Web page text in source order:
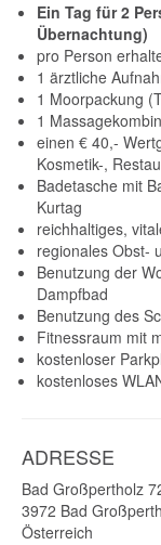
Ein Tag für 2
Übernachtung)
pro Person
1 ärztliche
1 Moorpackung
1
einen € 40,-
Kosmetik-,
Badetasche mit
Kurtag
reichhaltiges,
regionales Obst-
Benutzung der
Dampfbad
Benutzung des
Fitnessraum mit
kostenloser
kostenloses
ADRESSE
Bad Großpertholz
3972 Bad
Österreich